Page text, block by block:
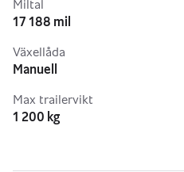
Färddator
Klimatanläggning
Specifikationer
Miltal
17 188 mil
Växellåda
Manuell
Max trailervikt
1 200 kg